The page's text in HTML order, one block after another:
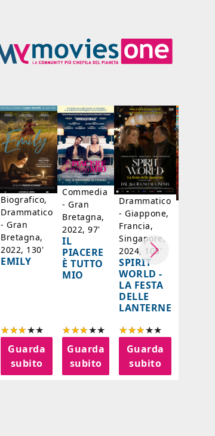
Biografico,
Drammatico
- Gran
Bretagna,
2022, 130'
EMILY
Guarda
subito
Commedia
- Gran
Bretagna,
2022, 97'
IL
PIACERE
È TUTTO
MIO
Guarda
subito
Drammatico
- Giappone,
Francia,
Singapore,
2024, 105'
SPIRIT
WORLD -
LA FESTA
DELLE
LANTERNE
Guarda
subito